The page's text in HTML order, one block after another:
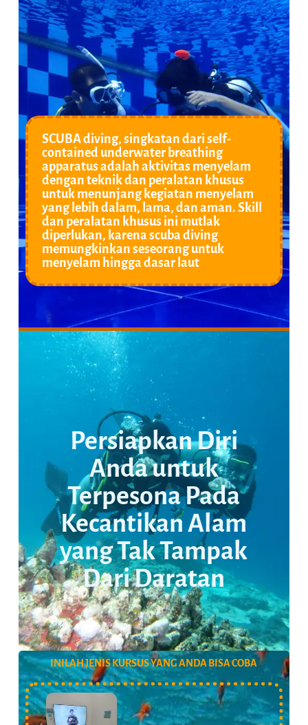
SCUBA diving, singkatan dari self-
contained underwater breathing
apparatus adalah aktivitas menyelam
dengan teknik dan peralatan khusus
untuk menunjang kegiatan menyelam
yang lebih dalam, lama, dan aman. Skill
dan peralatan khusus ini mutlak
diperlukan, karena scuba diving
memungkinkan seseorang untuk
menyelam hingga dasar laut ​
Persiapkan Diri
Anda untuk
Terpesona Pada
Kecantikan Alam
yang Tak Tampak
Dari Daratan
INILAH JENIS KURSUS YANG ANDA BISA COBA